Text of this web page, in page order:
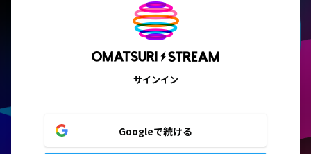
サインイン
Googleで続ける